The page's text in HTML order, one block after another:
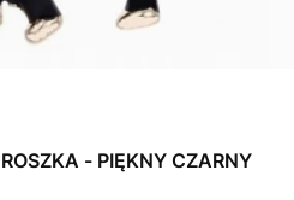
- PIĘKNY CZARNY